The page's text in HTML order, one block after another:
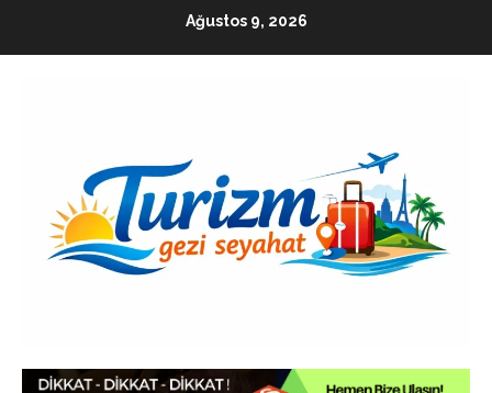
Ağustos 9, 2026